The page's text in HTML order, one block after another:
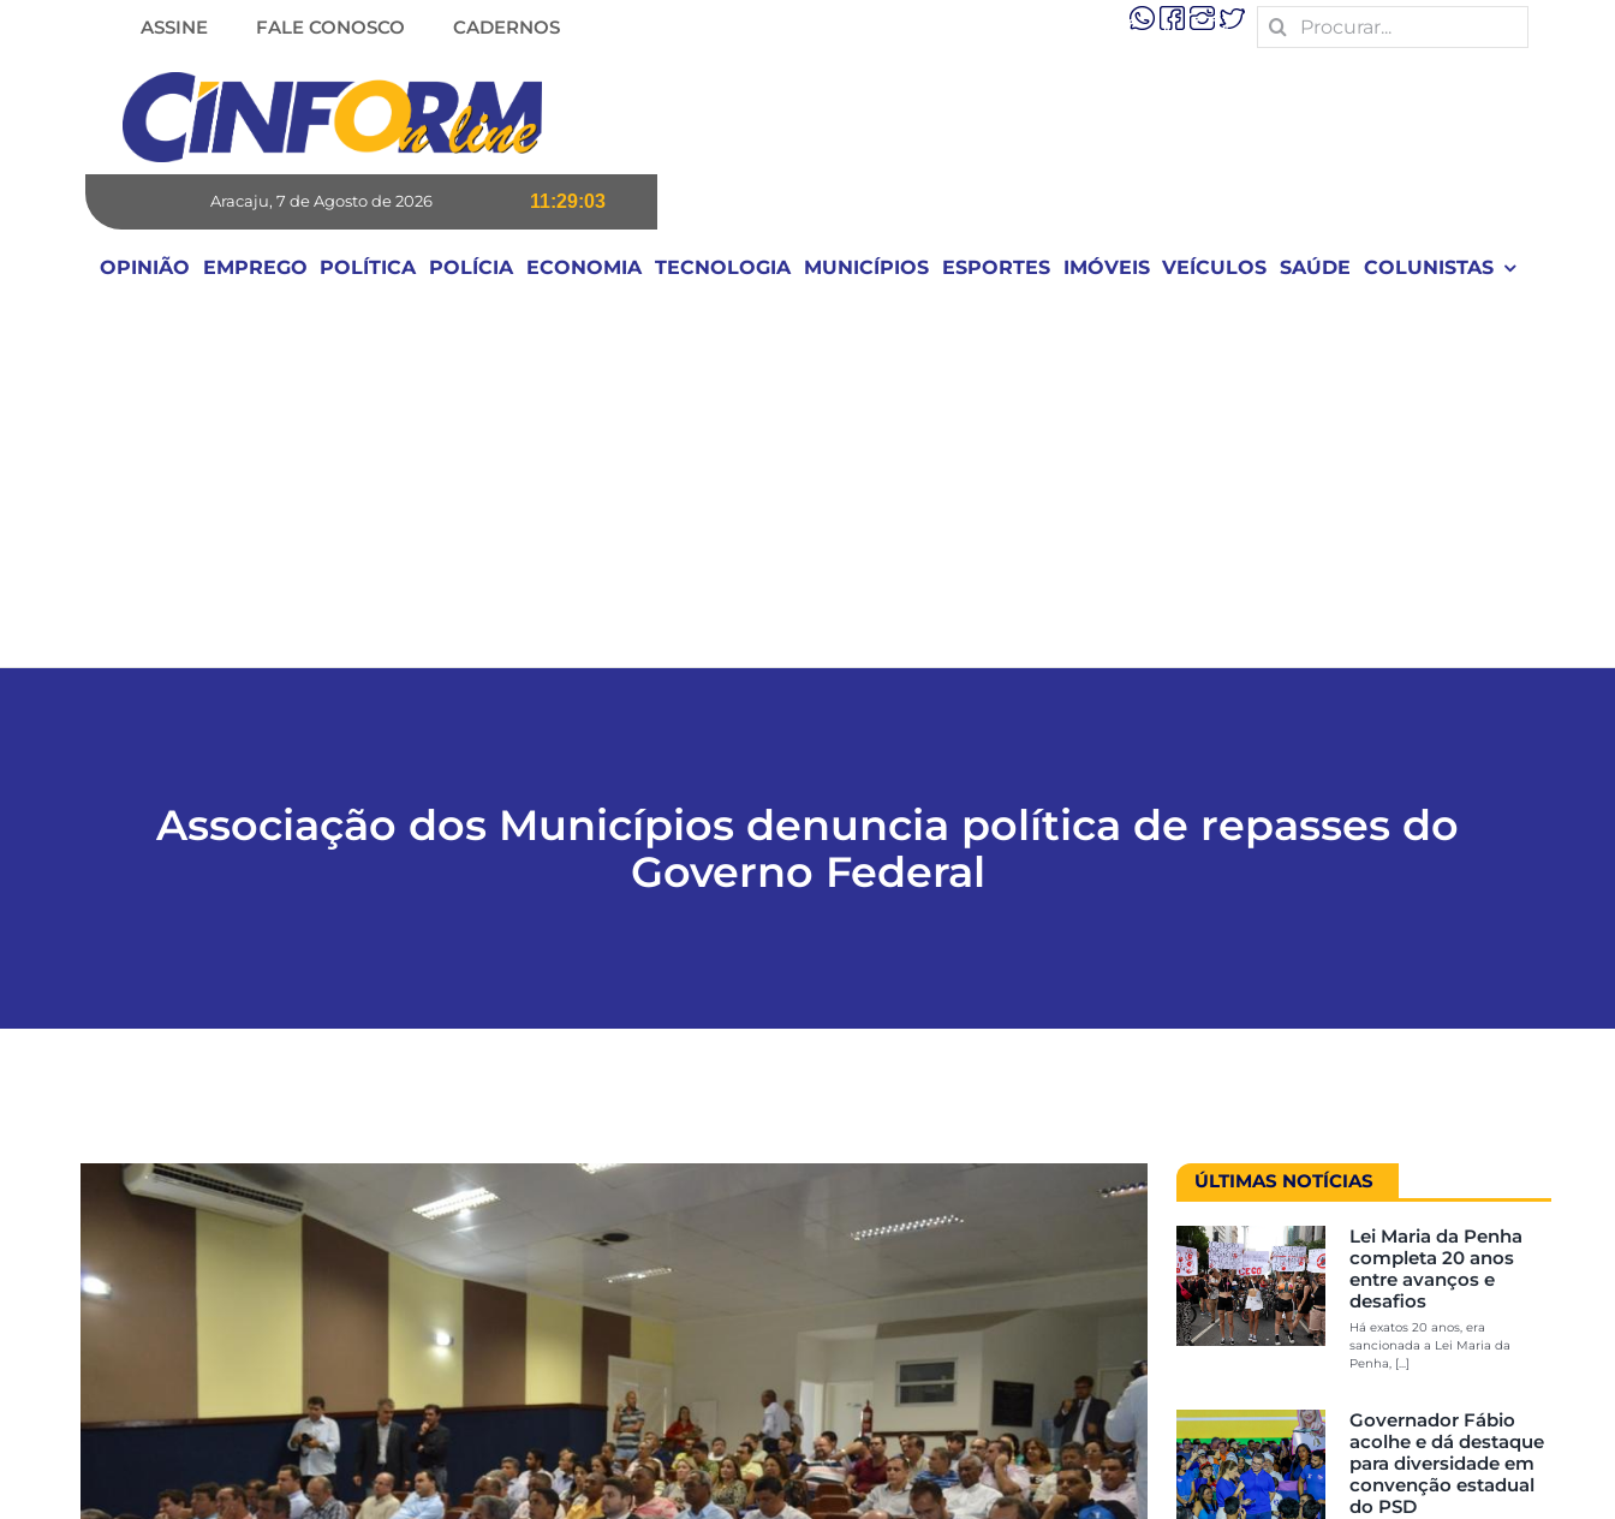
ASSINE FALE CONOSCO CADERNOS
Search
for:
Aracaju, 7 de Agosto de 2026 11:29:04
OPINIÃO EMPREGO POLÍTICA POLÍCIA ECONOMIA TECNOLOGIA MUNICÍPIOS ESPORTES IMÓVEIS VEÍCULOS SAÚDE COLUNISTAS
Associação dos Municípios denuncia política de repasses do
Governo Federal
ÚLTIMAS NOTÍCIAS
Lei Maria da Penha
completa 20 anos
entre avanços e
desafios
Há exatos 20 anos, era
sancionada a Lei Maria da
Penha, [...]
Governador Fábio
acolhe e dá destaque
para diversidade em
convenção estadual
do PSD